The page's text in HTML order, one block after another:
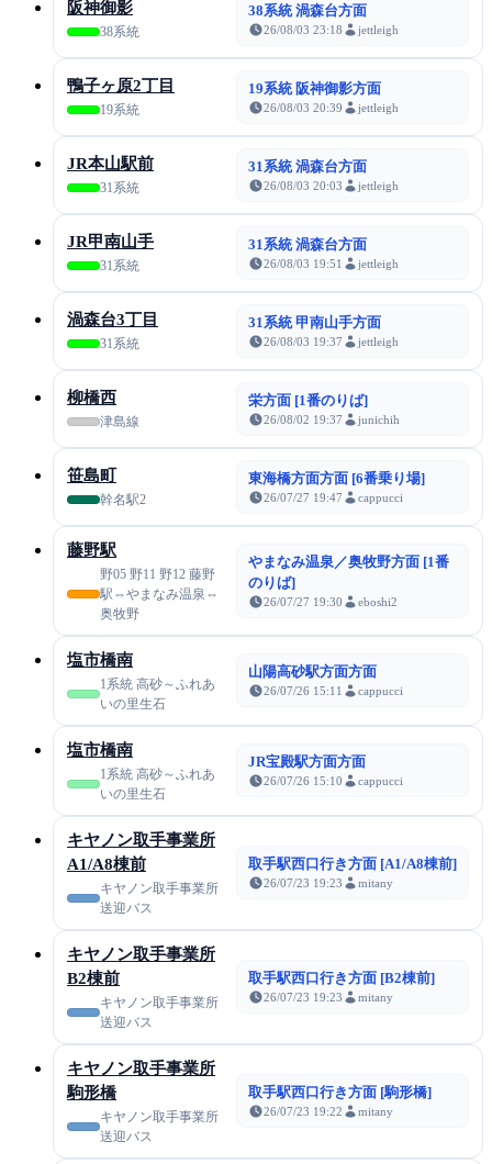
阪神御影
38系統
38系統 渦森台方面
26/08/03 23:18 jettleigh
鴨子ヶ原2丁目
19系統
19系統 阪神御影方面
26/08/03 20:39 jettleigh
JR本山駅前
31系統
31系統 渦森台方面
26/08/03 20:03 jettleigh
JR甲南山手
31系統
31系統 渦森台方面
26/08/03 19:51 jettleigh
渦森台3丁目
31系統
31系統 甲南山手方面
26/08/03 19:37 jettleigh
柳橋西
津島線
栄方面 [1番のりば]
26/08/02 19:37 junichih
笹島町
幹名駅2
東海橋方面方面 [6番乗り場]
26/07/27 19:47 cappucci
藤野駅
野05 野11 野12 藤野
駅⇔やまなみ温泉⇔
奥牧野
やまなみ温泉／奥牧野方面 [1番
のりば]
26/07/27 19:30 eboshi2
塩市橋南
1系統 高砂～ふれあ
いの里生石
山陽高砂駅方面方面
26/07/26 15:11 cappucci
塩市橋南
1系統 高砂～ふれあ
いの里生石
JR宝殿駅方面方面
26/07/26 15:10 cappucci
キヤノン取手事業所
A1/A8棟前
キヤノン取手事業所
送迎バス
取手駅西口行き方面 [A1/A8棟前]
26/07/23 19:23 mitany
キヤノン取手事業所
B2棟前
キヤノン取手事業所
送迎バス
取手駅西口行き方面 [B2棟前]
26/07/23 19:23 mitany
キヤノン取手事業所
駒形橋
キヤノン取手事業所
送迎バス
取手駅西口行き方面 [駒形橋]
26/07/23 19:22 mitany